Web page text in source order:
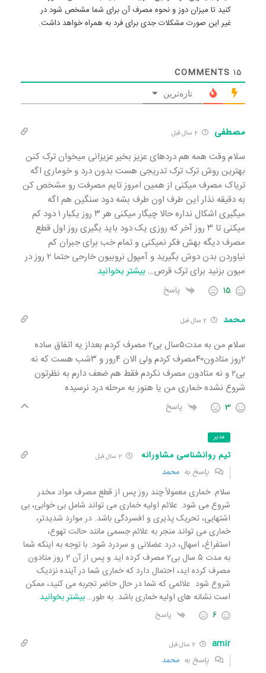
کنید تا میزان دوز و نحوه مصرف آن برای شما مشخص شود در
غیر این صورت مشکلات جدی برای فرد به همراه خواهد داشت.
15
تازه‌ترین
مصطفی 2 سال قبل
سلام وقت همه هم دردهای عزیز بخیر عزیزانی میخوان ترک کنن
بهترین روش ترک ترک تدریجی هست بدون درد و خوماری اگه
تریاک مصرف میکنی از همین امروز تایم مصرفت رو مشخص کن
به دقیقه نذار این طرف اون طرف بشه دود سنگین هم اگه
میگیری اشکال نداره حالا چیگار میکنی هر ۳ روز یکبار ۱ دود کم
میکنی تا ۳ روز آخر که روزی یک دود باید بگیری روز اول قطع
مصرف دیگه بهش فکر نمیکنی و تمام خب برای جبران کم
نیاوردن بدن دوش بگیرید و آمپول نروبیون خارحی حتما ۲ روز در
میون بزنید برای ترک قرص… بیشتر بخوانید
15 پاسخ
محمد 2 سال قبل
سلام من به مدت۵سال بی۲ مصرف کردم بعداز یه اتفاق ساده
۲روز متادون۴۰مصرف کردم ولی الان ۴رور و ۳شب هست که نه
بی۲ و نه متادون مصرف نکردم فقط هم ضعف دارم به نظرتون
شروع نشده خماری من یا هنوز به مرحله درد نرسیده
3 پاسخ
مدیر
تیم روانشناسی مشاورانه
پاسخ به محمد
سلام. خماری معمولاً چند روز پس از قطع مصرف مواد مخدر
شروع می شود. علائم اولیه خماری می تواند شامل بی خوابی، بی
اشتهایی، تحریک پذیری و افسردگی باشد. در موارد شدیدتر،
خماری می تواند منجر به علائم جسمی مانند حالت تهوع،
استفراغ، اسهال، درد عضلانی و سردرد شود. با توجه به اینکه شما
به مدت ۵ سال بی۲ مصرف کرده اید و پس از آن ۲ روز متادون
مصرف کرده اید، احتمال دارد که خماری شما در آینده نزدیک
شروع شود. علائمی که شما در حال حاضر تجربه می کنید، ممکن
است نشانه های اولیه خماری باشد. به طور… بیشتر بخوانید
6 پاسخ
amir 2 سال قبل
پاسخ به محمد